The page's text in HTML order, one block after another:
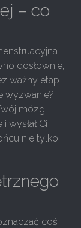
– co
dosłownie,
ważny etap
wyzwanie?
mózg
wysłał Ci
nie tylko
coś